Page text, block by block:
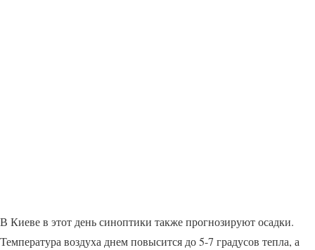
В Киеве в этот день синоптики также прогнозируют осадки.
Температура воздуха днем повысится до 5-7 градусов тепла, а